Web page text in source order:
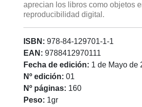
aprecian los libros como objetos
reproducibilidad digital.
ISBN: 978-84-129701-1-1
EAN: 9788412970111
Fecha de edición: 1 de Mayo de
Nº edición: 01
Nº páginas: 160
Peso: 1gr